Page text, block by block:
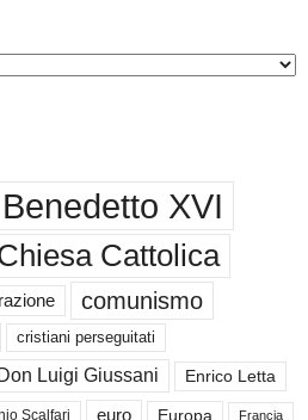
Benedetto XVI
Cattolica
comunismo
cristiani perseguitati
Don Luigi Giussani Enrico Letta
Scalfari euro Europa Francia